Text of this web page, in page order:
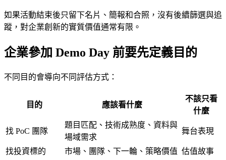
如果活動結束後只留下名片、簡報和合照，沒有後續篩選與追
蹤，對企業創新的實質價值通常有限。
企業參加 Demo Day 前要先定義目的
不同目的會導向不同評估方式：
目的 應該看什麼
不該只看
什麼
找 PoC 團隊
題目匹配、技術成熟度、資料與
場域需求
舞台表現
找投資標的 市場、團隊、下一輪、策略價值 估值故事